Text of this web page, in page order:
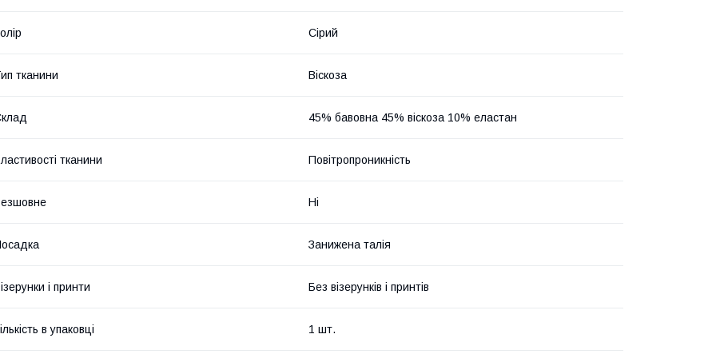
Сірий
тканини Віскоза
45% бавовна 45% віскоза 10% еластан
тканини Повітропроникність
Ні
Занижена талія
і принти Без візерунків і принтів
в упаковці 1 шт.